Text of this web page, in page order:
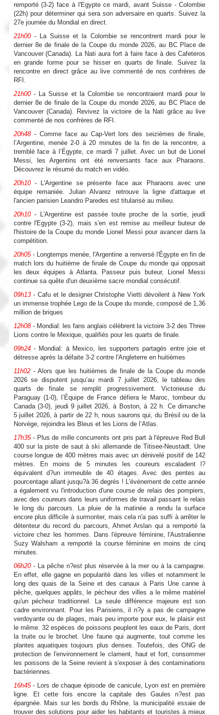
remporté (3-2) face à l'Egypte ce mardi, avant Suisse - Colombie
(22h) pour déterminer qui sera son adversaire en quarts. Suivez la
27e journée du Mondial en direct.
21h00- La Suisse et la Colombie se rencontrent mardi pour le
dernier 8e de finale de la Coupe du monde 2026, au BC Place de
Vancouver (Canada). La Nati aura fort à faire face à des Cafeteros
en grande forme pour se hisser en quarts de finale. Suivez la
rencontre en direct grâce au live commenté de nos confrères de
RFI.
21h00- La Suisse et la Colombie se rencontraient mardi pour le
dernier 8e de finale de la Coupe du monde 2026, au BC Place de
Vancouver (Canada). Revivez la victoire de la Nati grâce au live
commenté de nos confrères de RFI.
20h48- Comme face au Cap-Vert lors des seizièmes de finale,
l’Argentine, menée 2-0 à 20 minutes de la fin de la rencontre, a
tremblé face à l’Égypte, ce mardi 7 juillet. Avec un but de Lionel
Messi, les Argentins ont été renversants face aux Pharaons.
Découvrez le résumé du match en vidéo.
20h10- L'Argentine se présente face aux Pharaons avec une
équipe remaniée. Julian Alvarez retrouve la ligne d'attaque et
l'ancien parisien Leandro Paredes est titularisé au milieu.
20h10- L'Argentine est passée toute proche de la sortie, jeudi
contre l'Egypte (3-2), mais s'en est remise au meilleur buteur de
l'histoire de la Coupe du monde Lionel Messi pour avancer dans la
compétition.
20h05- Longtemps menée, l'Argentine a renversé l'Égypte en fin de
match lors du huitième de finale de Coupe du monde qui opposait
les deux équipes à Atlanta. Passeur puis buteur, Lionel Messi
continue sa quête d'un deuxième sacre mondial consécutif.
09h13- Cafu et le designer Christophe Vietti dévoilent à New York
un immense trophée Lego de la Coupe du monde, composé de 1,36
million de briques
12h08- Mondial: les fans anglais célèbrent la victoire 3-2 des Three
Lions contre le Mexique, qualifiés pour les quarts de finale.
09h24- Mondial: à Mexico, les supporters partagés entre joie et
détresse après la défaite 3-2 contre l'Angleterre en huitièmes
11h02- Alors que les huitièmes de finale de la Coupe du monde
2026 se disputent jusqu’au mardi 7 juillet 2026, le tableau des
quarts de finale se remplit progressivement. Victorieuse du
Paraguay (1-0), l’Équipe de France défiera le Maroc, tombeur du
Canada (3-0), jeudi 9 juillet 2026, à Boston, à 22 h. Ce dimanche
5 juillet 2026, à partir de 22 h, nous saurons qui, du Brésil ou de la
Norvège, rejoindra les Bleus et les Lions de l’Atlas.
17h35- Plus de mille concurrents ont pris part à l'épreuve Red Bull
400 sur la piste de saut à ski allemande de Titisee-Neustadt. Une
course longue de 400 mètres mais avec un dénivelé positif de 142
mètres. En moins de 5 minutes les coureurs escaladent l?
équivalent d?un immeuble de 40 étages. Avec des pentes au
pourcentage allant jusqu?à 36 degrés ! L'événement de cette année
a également vu l'introduction d'une course de relais des pompiers,
avec des coureurs dans leurs uniformes de travail passant le relais
le long du parcours. La pluie de la matinée a rendu la surface
encore plus difficile à surmonter, mais cela n'a pas suffi à arrêter le
détenteur du record du parcours, Ahmet Arslan qui a remporté la
victoire chez les hommes. Dans l'épreuve féminine, l'Australienne
Suzy Walsham a remporté la course féminine en moins de cinq
minutes.
06h20- La pêche n?est plus réservée à la mer ou à la campagne.
En effet, elle gagne en popularité dans les villes et notamment le
long des quais de la Seine et des canaux à Paris Une canne à
pêche, quelques appâts, le pécheur des villes a le même matériel
qu'un pécheur traditionnel. La seule différence majeure est son
cadre environnant. Pour les Parisiens, il n?y a pas de campagne
verdoyante ou de plages, mais peu importe pour eux, le plaisir est
le même. 32 espèces de poissons peuplent les eaux de Paris, dont
la truite ou le brochet. Une faune qui augmente, tout comme les
plantes aquatiques toujours plus denses. Toutefois, des ONG de
protection de l'environnement le clament, haut et fort, consommer
les poissons de la Seine revient à s'exposer à des contaminations
bactériennes.
16h45- Lors de chaque épisode de canicule, Lyon est en première
ligne. Et cette fois encore la capitale des Gaules n?est pas
épargnée. Mais sur les bords du Rhône, la municipalité essaie de
trouver des solutions pour aider les habitants et touristes à mieux